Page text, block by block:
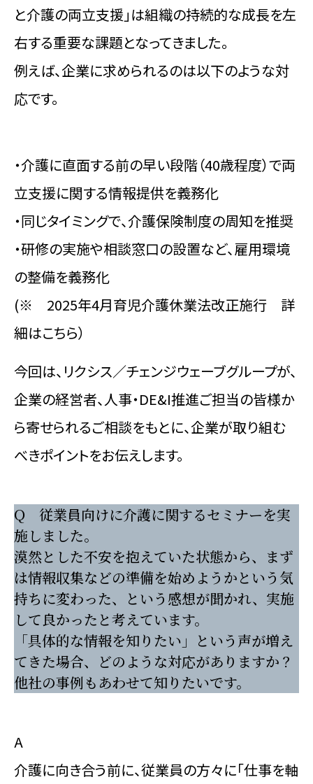
と介護の両立支援」は組織の持続的な成長を左
右する重要な課題となってきました。
例えば、企業に求められるのは以下のような対
応です。
・介護に直面する前の早い段階（40歳程度）で両
立支援に関する情報提供を義務化
・同じタイミングで、介護保険制度の周知を推奨
・研修の実施や相談窓口の設置など、雇用環境
の整備を義務化
(※ 2025年4月育児介護休業法改正施行 詳
細はこちら）
今回は、リクシス／チェンジウェーブグループが、
企業の経営者、人事・DE&I推進ご担当の皆様か
ら寄せられるご相談をもとに、企業が取り組む
べきポイントをお伝えします。
Q 従業員向けに介護に関するセミナーを実
施しました。
漠然とした不安を抱えていた状態から、まず
は情報収集などの準備を始めようかという気
持ちに変わった、という感想が聞かれ、実施
して良かったと考えています。
「具体的な情報を知りたい」という声が増え
てきた場合、どのような対応がありますか？
他社の事例もあわせて知りたいです。
A
介護に向き合う前に、従業員の方々に「仕事を軸